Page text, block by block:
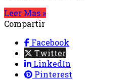
Leer Mas »
Compartir
Facebook
Twitter
LinkedIn
Pinterest